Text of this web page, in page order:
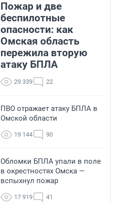
Пожар и две
беспилотные
опасности: как
Омская область
пережила вторую
атаку БПЛА
29 339 22
ПВО отражает атаку БПЛА в
Омской области
19 144 90
Обломки БПЛА упали в поле
в окрестностях Омска —
вспыхнул пожар
17 919 41